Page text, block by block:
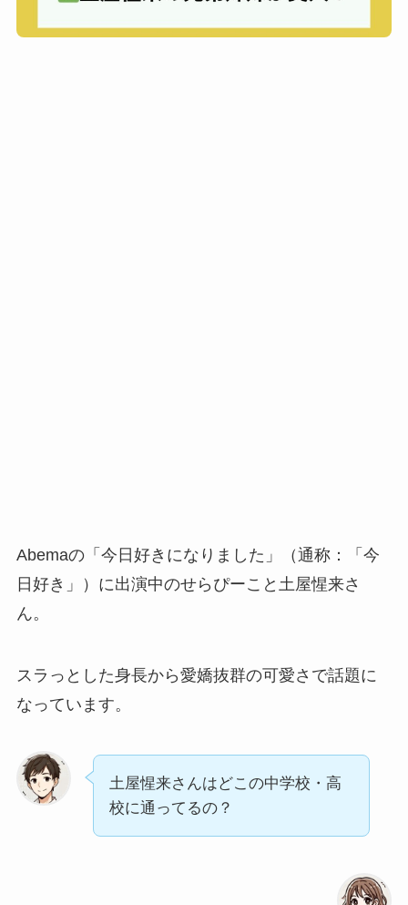
Abemaの「今日好きになりました」（通称：「今
日好き」）に出演中のせらぴーこと土屋惺来さ
ん。
スラっとした身長から愛嬌抜群の可愛さで話題に
なっています。
土屋惺来さんはどこの中学校・高
校に通ってるの？